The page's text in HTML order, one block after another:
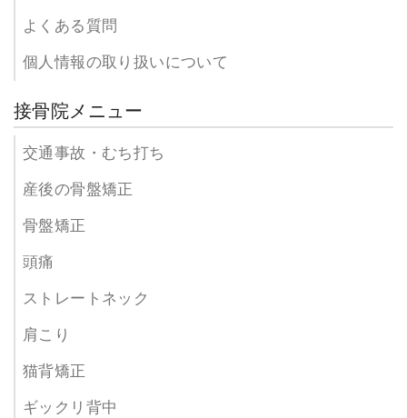
よくある質問
個人情報の取り扱いについて
接骨院メニュー
交通事故・むち打ち
産後の骨盤矯正
骨盤矯正
頭痛
ストレートネック
肩こり
猫背矯正
ギックリ背中